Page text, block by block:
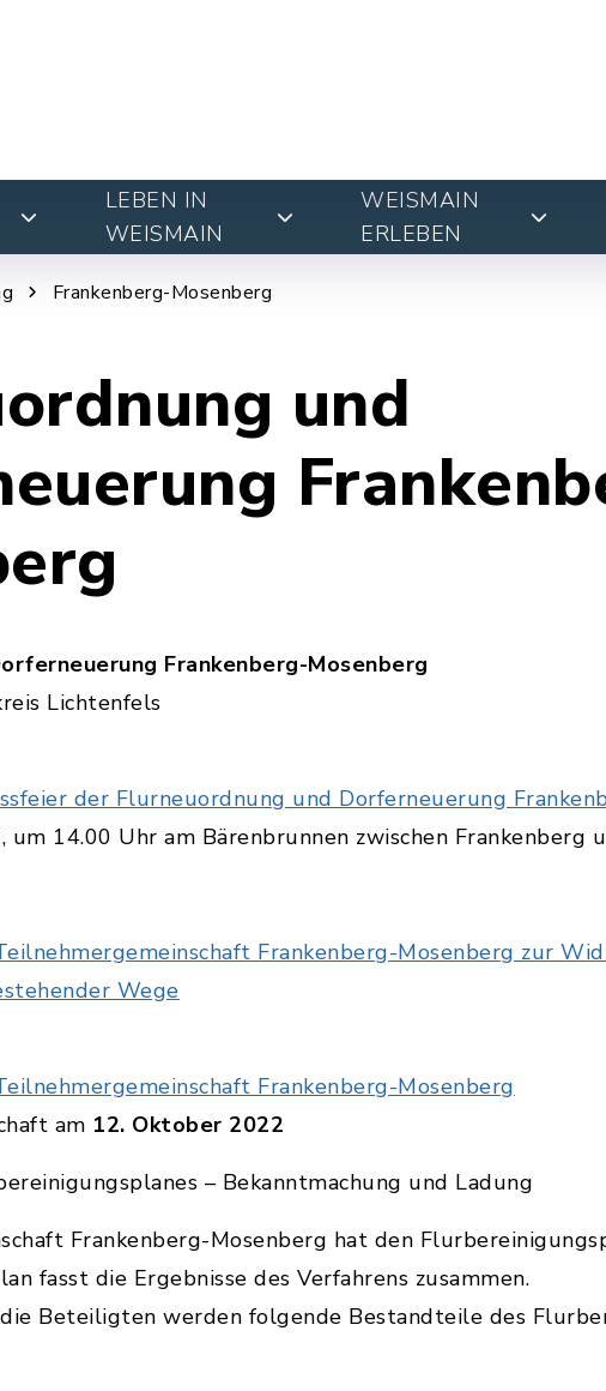
LEBEN IN
WEISMAIN
WEISMAIN
ERLEBEN
Frankenberg-Mosenberg
und
Frankenberg-Mosenberg
Lichtenfels
der Flurneuordnung und Dorferneuerung
um 14.00 Uhr am Bärenbrunnen zwischen Frankenberg
Frankenberg-Mosenberg zur
Wege
Frankenberg-Mosenberg
am 12. Oktober 2022
– Bekanntmachung und Ladung
Frankenberg-Mosenberg hat den
fasst die Ergebnisse des Verfahrens zusammen.
Beteiligten werden folgende Bestandteile des